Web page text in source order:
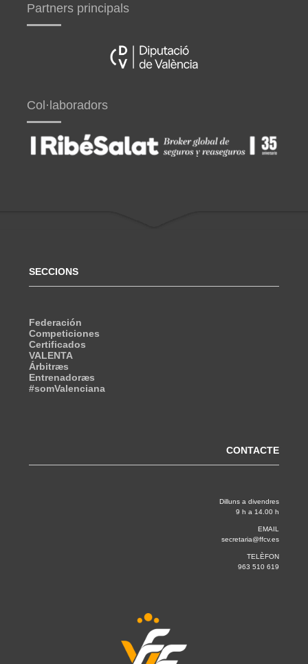
Partners principals
Col·laboradors
SECCIONS
Federación
Competiciones
Certificados
VALENTA
Árbitræs
Entrenadoræs
#somValenciana
CONTACTE
Dilluns a divendres
9 h a 14.00 h
EMAIL
secretaria@ffcv.es
TELÈFON
963 510 619